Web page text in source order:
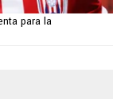
para la